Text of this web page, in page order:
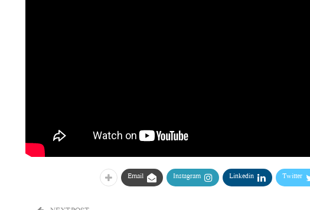
Twitter
Linkedin
Instagram
Email